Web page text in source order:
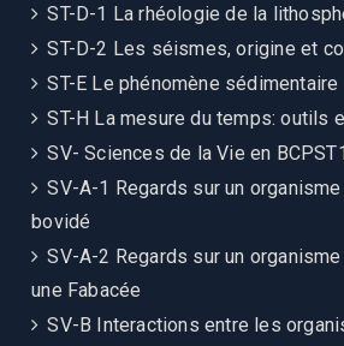
ST-D-1 La rhéologie de la
ST-D-2 Les séismes, origine et
ST-E Le phénomène sédimentaire
ST-H La mesure du temps: outils
SV- Sciences de la Vie en
SV-A-1 Regards sur un
bovidé
SV-A-2 Regards sur un
une Fabacée
SV-B Interactions entre les